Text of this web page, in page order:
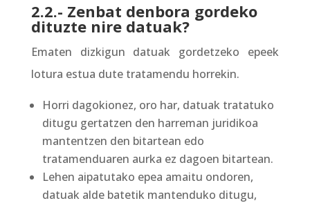
2.2.- Zenbat denbora gordeko
dituzte nire datuak?
Ematen dizkigun datuak gordetzeko epeek
lotura estua dute tratamendu horrekin.
Horri dagokionez, oro har, datuak tratatuko
ditugu gertatzen den harreman juridikoa
mantentzen den bitartean edo
tratamenduaren aurka ez dagoen bitartean.
Lehen aipatutako epea amaitu ondoren,
datuak alde batetik mantenduko ditugu,